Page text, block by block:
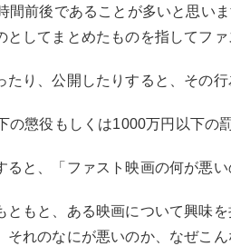
間前後であることが多いと思い
としてまとめたものを指してファ
たり、公開したりすると、その
の懲役もしくは1000万円以下の
ると、「ファスト映画の何が悪
ともと、ある映画について興味
それのなにが悪いのか、なぜこ